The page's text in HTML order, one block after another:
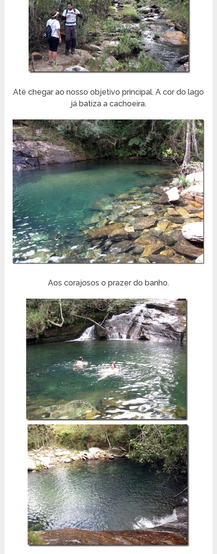
Até chegar ao nosso objetivo principal. A cor do lago
já batiza a cachoeira.
Aos corajosos o prazer do banho.